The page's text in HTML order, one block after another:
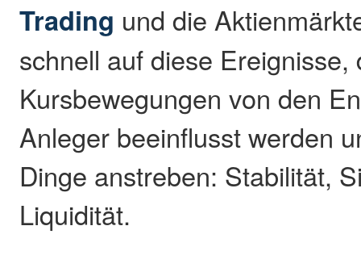
Trading und die
schnell auf diese Ereignisse,
Kursbewegungen von den
Anleger beeinflusst werden
Dinge anstreben: Stabilität,
Liquidität.